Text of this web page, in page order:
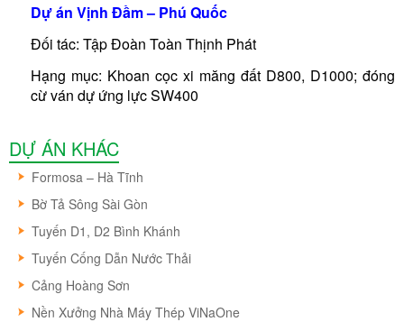
Dự án Vịnh Đầm – Phú Quốc
Đối tác: Tập Đoàn Toàn Thịnh Phát
Hạng mục: Khoan cọc xi măng đất D800, D1000; đóng
cừ ván dự ứng lực SW400
DỰ ÁN KHÁC
Formosa – Hà Tĩnh
Bờ Tả Sông Sài Gòn
Tuyến D1, D2 Bình Khánh
Tuyến Cống Dẫn Nước Thải
Cảng Hoàng Sơn
Nền Xưởng Nhà Máy Thép ViNaOne